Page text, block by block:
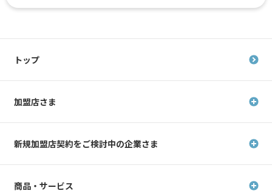
トップ
加盟店さま
新規加盟店契約をご検討中の企業さま
商品・サービス